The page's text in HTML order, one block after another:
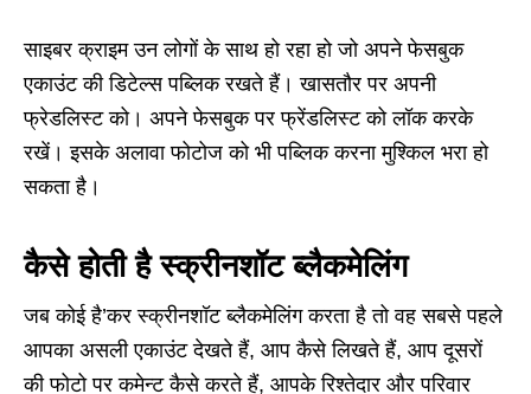
साइबर क्राइम उन लोगों के साथ हो रहा हो जो अपने फेसबुक
एकाउंट की डिटेल्स पब्लिक रखते हैं। खासतौर पर अपनी
फ्रेडलिस्ट को। अपने फेसबुक पर फ्रेंडलिस्ट को लॉक करके
रखें। इसके अलावा फोटोज को भी पब्लिक करना मुश्किल भरा हो
सकता है।
कैसे होती है स्क्रीनशॉट ब्लैकमेलिंग
जब कोई है’कर स्क्रीनशॉट ब्लैकमेलिंग करता है तो वह सबसे पहले
आपका असली एकाउंट देखते हैं, आप कैसे लिखते हैं, आप दूसरों
की फोटो पर कमेन्ट कैसे करते हैं, आपके रिश्तेदार और परिवार